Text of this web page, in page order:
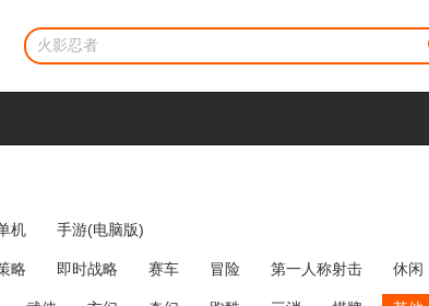
机 手游(电脑版)
略 即时战略 赛车 冒险 第一人称射击 休闲
牌类
麻将 网络游戏 弹幕射击 策略塔防